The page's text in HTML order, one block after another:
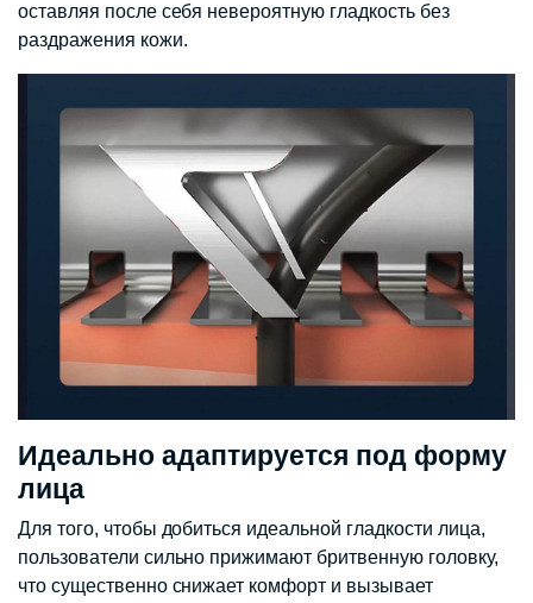
оставляя после себя невероятную гладкость без
раздражения кожи.
Идеально адаптируется под форму
лица
Для того, чтобы добиться идеальной гладкости лица,
пользователи сильно прижимают бритвенную головку,
что существенно снижает комфорт и вызывает